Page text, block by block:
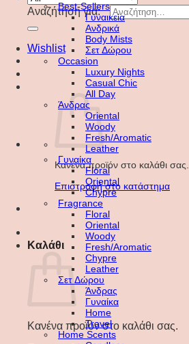
Αναζήτηση για:
Wishlist
Κανένα προϊόν στο καλάθι σας.
Επιστροφή στο κατάστημα
Καλάθι
Κανένα προϊόν στο καλάθι σας.
Best-Sellers
Γυναικεία
Ανδρικά
Body Mists
Σετ Δώρου
Occasion
Luxury Nights
Casual Chic
All Day
Άνδρας
Oriental
Woody
Fresh/Aromatic
Leather
Γυναίκα
Floral
Oriental
Chypre
Fragrance
Floral
Oriental
Woody
Fresh/Aromatic
Chypre
Leather
Σετ Δώρου
Άνδρας
Γυναίκα
Home
Travel
Home Scents